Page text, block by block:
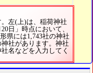
左(上)は、稲荷神社
日」時点において、
県には1,743社の神社
社があります。神社
名などを入力してく